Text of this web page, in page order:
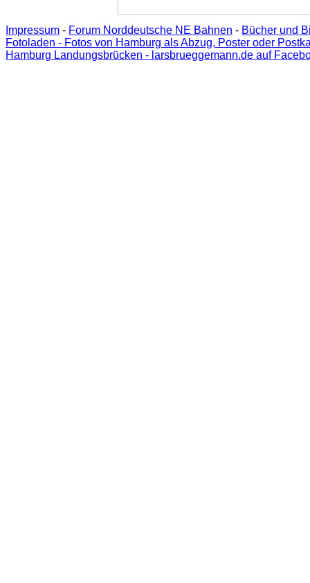
Impressum - Forum Norddeutsche NE Bahnen - Bücher und
Fotoladen - Fotos von Hamburg als Abzug, Poster oder
Hamburg Landungsbrücken - larsbrueggemann.de auf